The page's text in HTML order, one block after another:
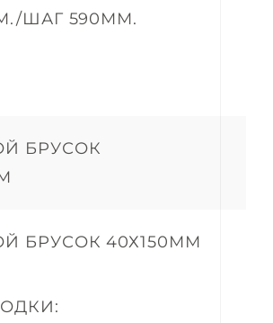
ШАГ 590ММ.
БРУСОК
БРУСОК 40Х150ММ